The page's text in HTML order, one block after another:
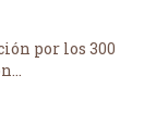
por los 300